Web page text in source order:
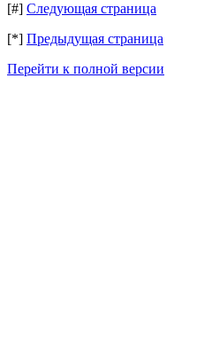
[#] Следующая страница
[*] Предыдущая страница
Перейти к полной версии